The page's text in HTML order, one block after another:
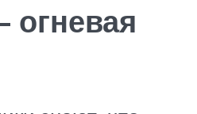
огневая